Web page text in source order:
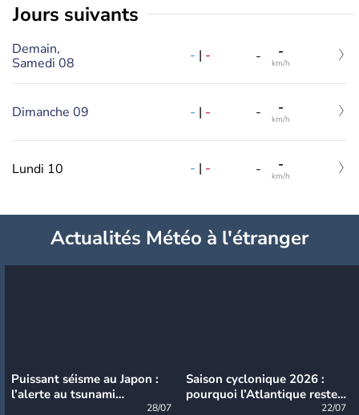
jours suivants
Demain,
Samedi 08
- | - - -
km/h
Dimanche 09 - | - - -
km/h
Lundi 10 - | - - -
km/h
Actualités Météo à l'étranger
Puissant séisme au Japon :
l’alerte au tsunami
28/07
Saison cyclonique 2026 :
pourquoi l’Atlantique reste
22/07